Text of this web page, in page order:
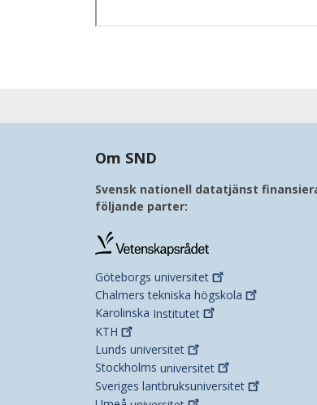
Om SND
Svensk nationell datatjänst
följande parter:
Göteborgs universitet
Chalmers tekniska högskola
Karolinska Institutet
KTH
Lunds universitet
Stockholms universitet
Sveriges lantbruksuniversitet